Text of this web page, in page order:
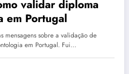
validar diploma
em Portugal
mensagens sobre a validação de
em Portugal. Fui…